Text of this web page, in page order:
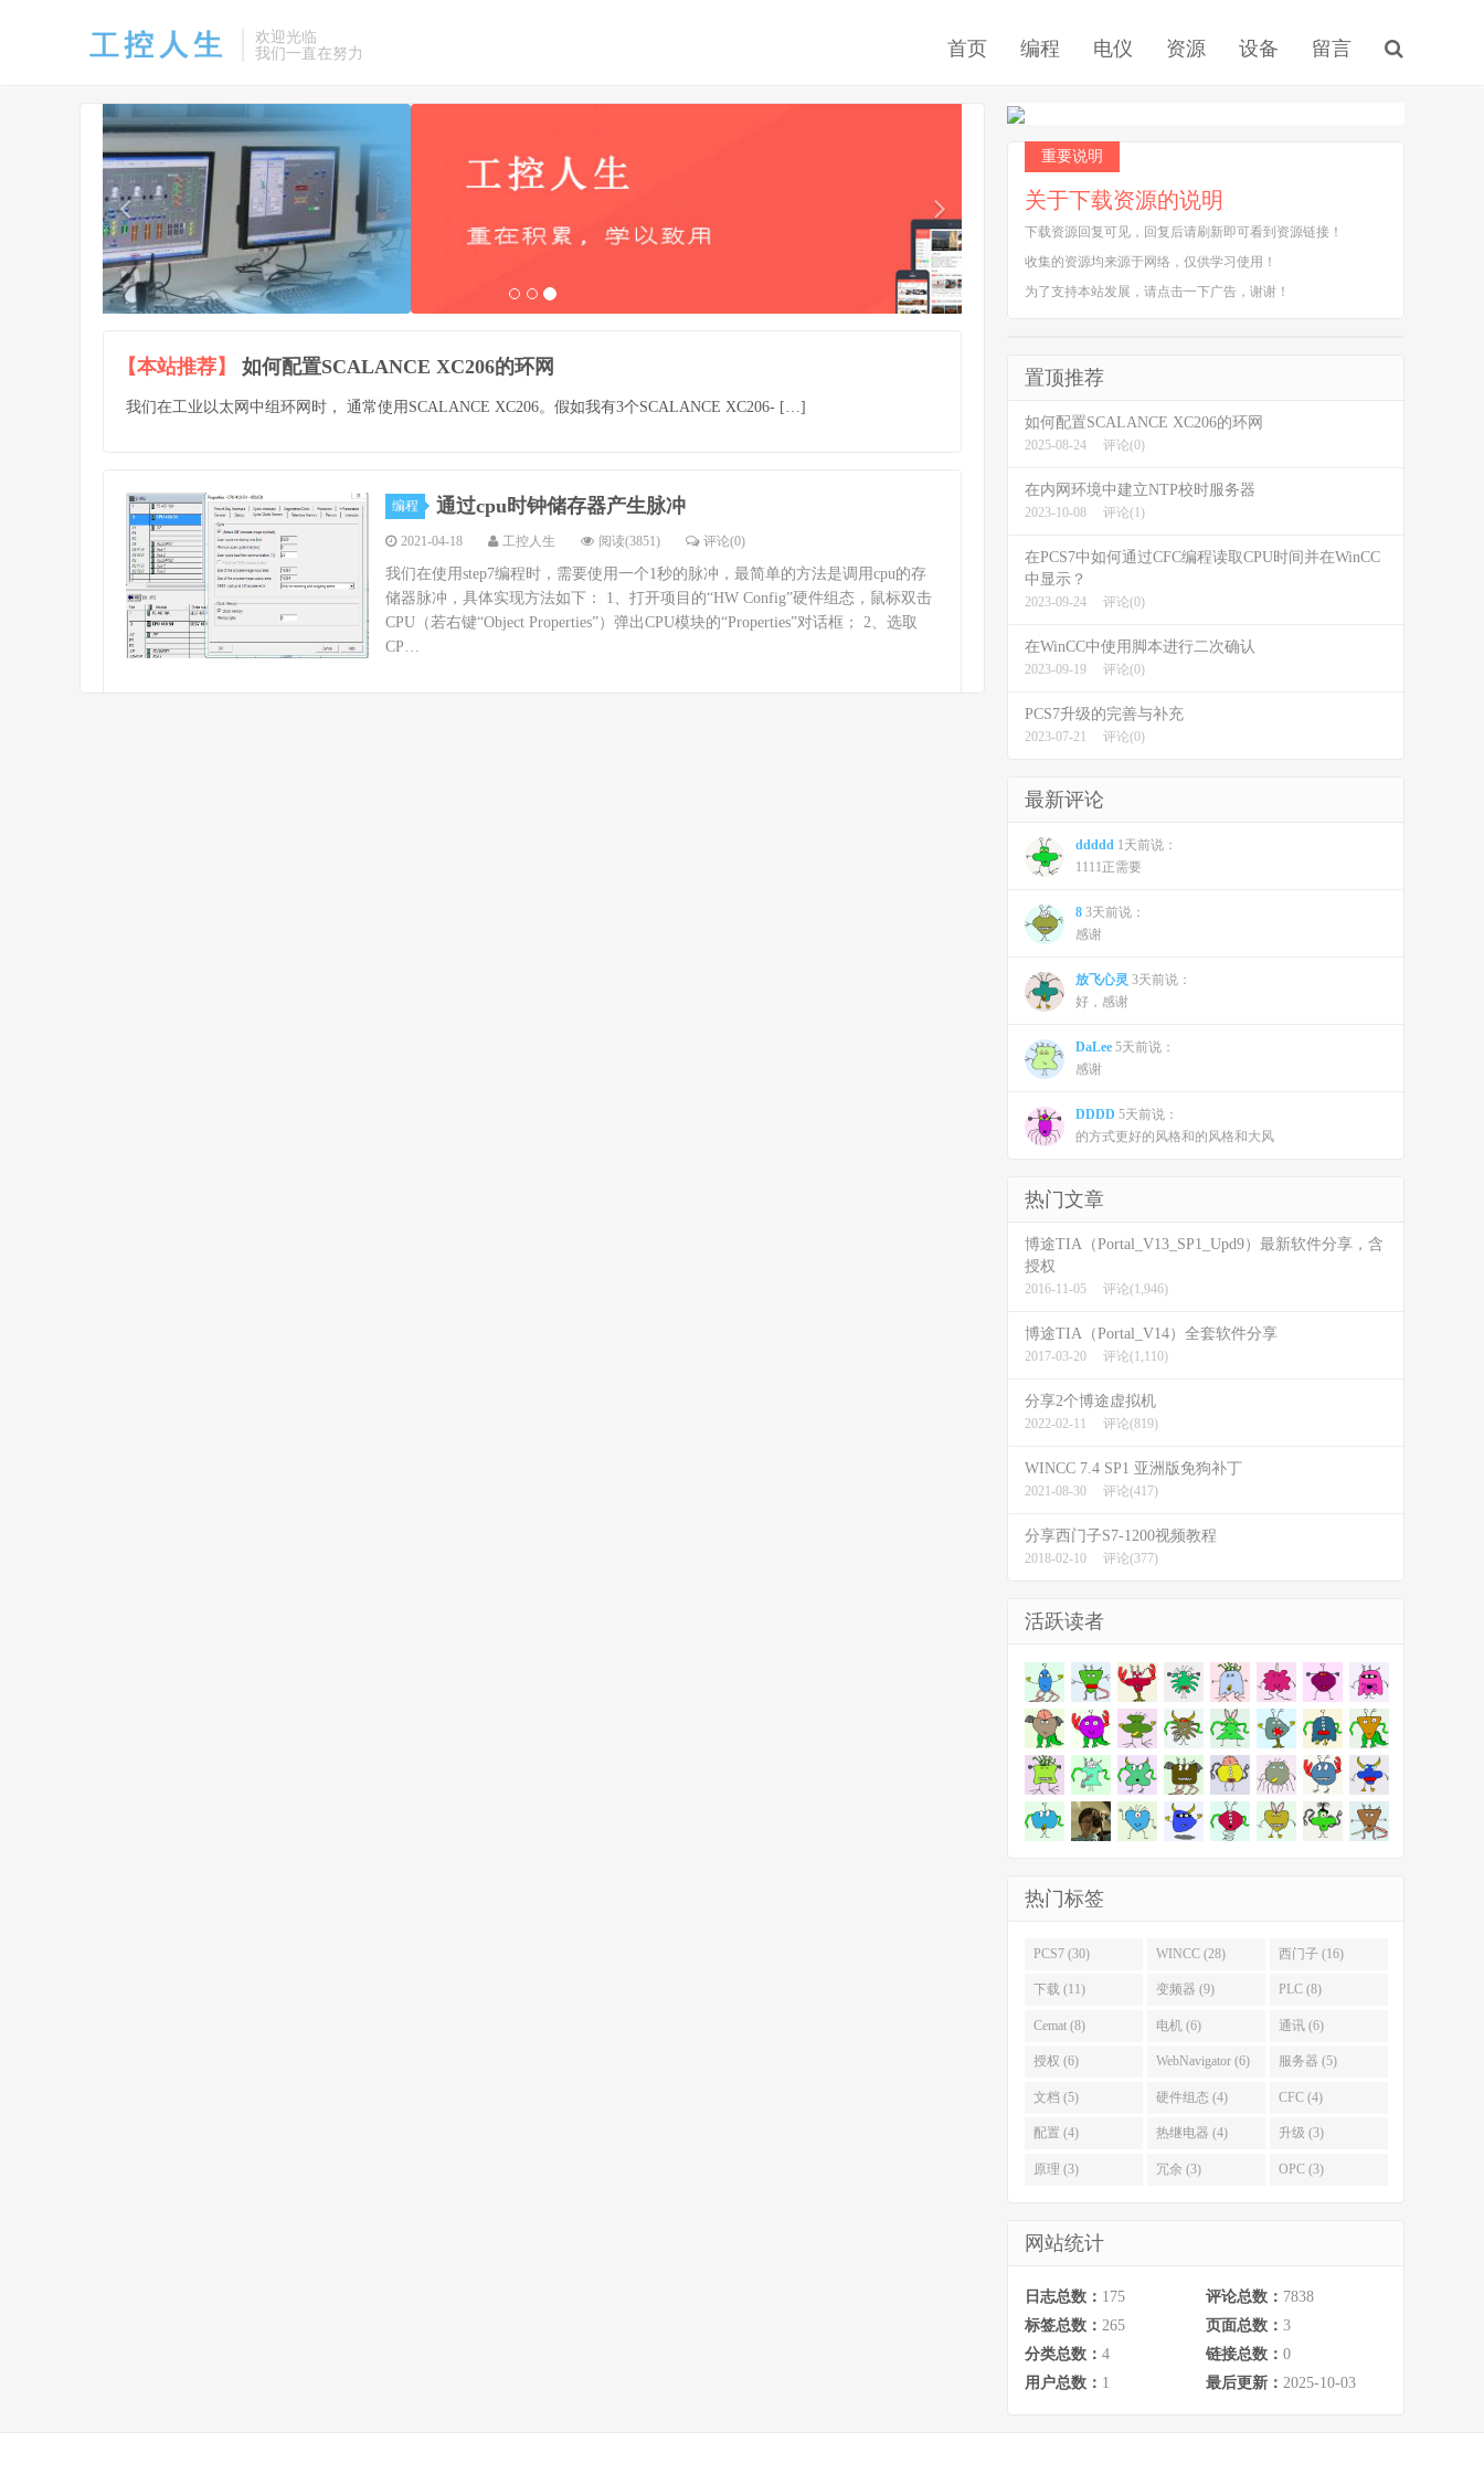
欢迎光临
我们一直在努力
首页 编程 电仪 资源 设备 留言
【本站推荐】 如何配置SCALANCE XC206的环网
我们在工业以太网中组环网时， 通常使用SCALANCE XC206。假如我有3个SCALANCE XC206- […]
编程 通过cpu时钟储存器产生脉冲
2021-04-18 工控人生 阅读(3851) 评论(0)
我们在使用step7编程时，需要使用一个1秒的脉冲，最简单的方法是调用cpu的存
储器脉冲，具体实现方法如下： 1、打开项目的“HW Config”硬件组态，鼠标双击
CPU（若右键“Object Properties”）弹出CPU模块的“Properties”对话框； 2、选取
CP…
重要说明
关于下载资源的说明
下载资源回复可见，回复后请刷新即可看到资源链接！
收集的资源均来源于网络，仅供学习使用！
为了支持本站发展，请点击一下广告，谢谢！
置顶推荐
如何配置SCALANCE XC206的环网
2025-08-24 评论(0)
在内网环境中建立NTP校时服务器
2023-10-08 评论(1)
在PCS7中如何通过CFC编程读取CPU时间并在WinCC
中显示？
2023-09-24 评论(0)
在WinCC中使用脚本进行二次确认
2023-09-19 评论(0)
PCS7升级的完善与补充
2023-07-21 评论(0)
最新评论
ddddd 1天前说：
1111正需要
8 3天前说：
感谢
放飞心灵 3天前说：
好，感谢
DaLee 5天前说：
感谢
DDDD 5天前说：
的方式更好的风格和的风格和大风
热门文章
博途TIA（Portal_V13_SP1_Upd9）最新软件分享，含
授权
2016-11-05 评论(1,946)
博途TIA（Portal_V14）全套软件分享
2017-03-20 评论(1,110)
分享2个博途虚拟机
2022-02-11 评论(819)
WINCC 7.4 SP1 亚洲版免狗补丁
2021-08-30 评论(417)
分享西门子S7-1200视频教程
2018-02-10 评论(377)
活跃读者
热门标签
PCS7 (30) WINCC (28) 西门子 (16)
下载 (11) 变频器 (9) PLC (8)
Cemat (8) 电机 (6) 通讯 (6)
授权 (6) WebNavigator (6) 服务器 (5)
文档 (5) 硬件组态 (4) CFC (4)
配置 (4) 热继电器 (4) 升级 (3)
原理 (3) 冗余 (3) OPC (3)
网站统计
日志总数： 175 评论总数： 7838
标签总数： 265 页面总数： 3
分类总数： 4 链接总数： 0
用户总数： 1 最后更新： 2025-10-03